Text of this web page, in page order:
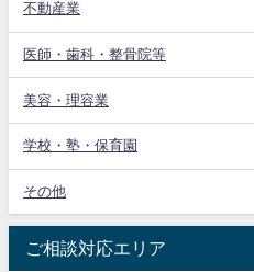
不動産業
医師・歯科・整骨院等
美容・理容業
学校・塾・保育園
その他
ご相談対応エリア